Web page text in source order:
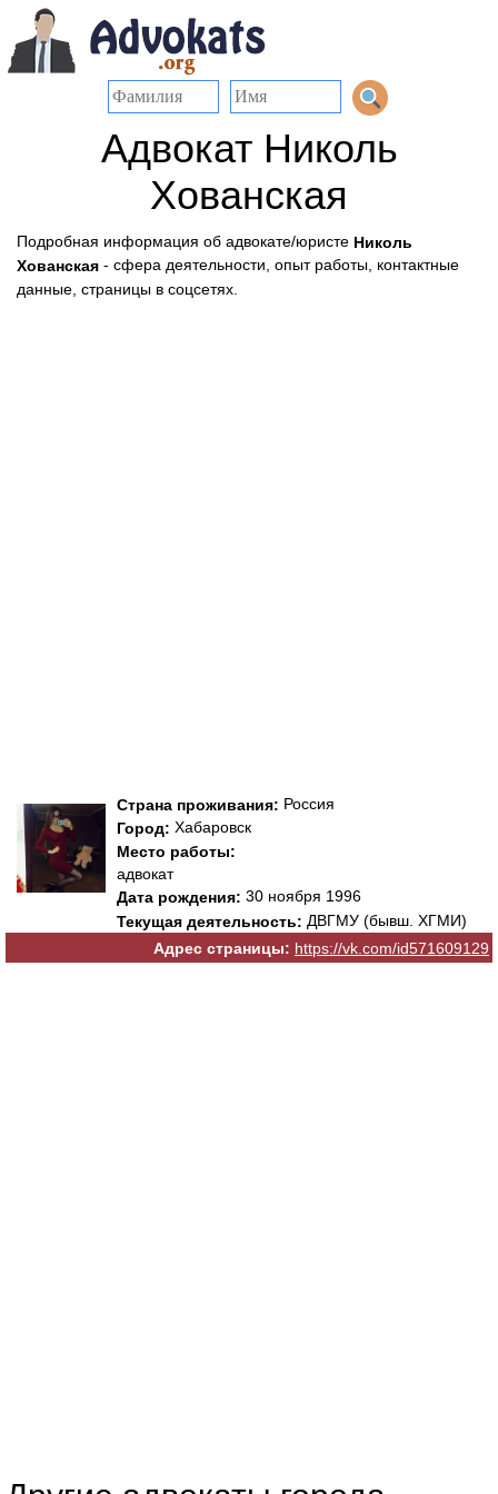
Адвокат Николь
Хованская
Подробная информация об адвокате/юристе Николь
Хованская - сфера деятельности, опыт работы, контактные
данные, страницы в соцсетях.
Страна проживания: Россия
Город: Хабаровск
Место работы:
адвокат
Дата рождения: 30 ноября 1996
Текущая деятельность: ДВГМУ (бывш. ХГМИ)
Адрес страницы: https://vk.com/id571609129